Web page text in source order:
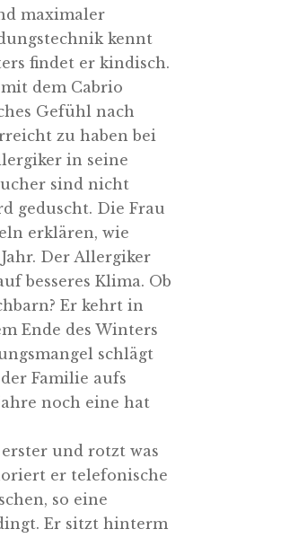
maximaler
kennt
findet er kindisch.
dem Cabrio
Gefühl nach
zu haben bei
in seine
sind nicht
geduscht. Die Frau
erklären, wie
Der Allergiker
besseres Klima. Ob
Er kehrt in
Ende des Winters
schlägt
Familie aufs
noch eine hat
und rotzt was
er telefonische
so eine
Er sitzt hinterm